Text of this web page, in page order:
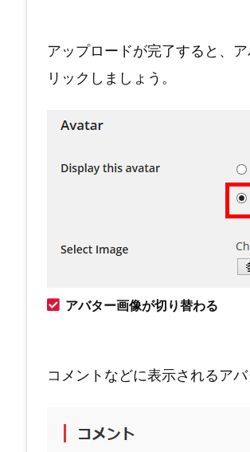
アップロードが完了すると、
リックしましょう。
アバター画像が切り替わる
コメントなどに表示されるア